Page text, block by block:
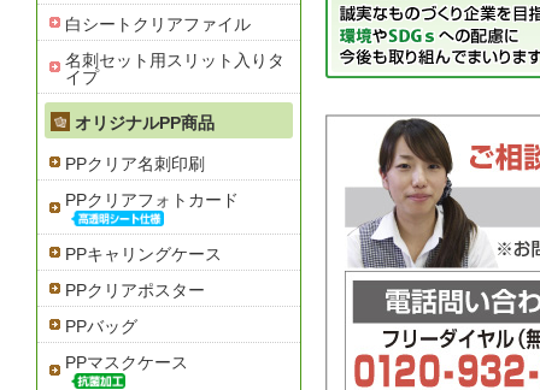
白シートクリアファイル
名刺セット用スリット入りタ
イプ
オリジナルPP商品
PPクリア名刺印刷
PPクリアフォトカード
PPキャリングケース
PPクリアポスター
PPバッグ
PPマスクケース